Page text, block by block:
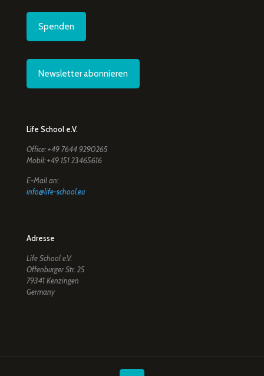
Spenden
Newsletter abonnieren
Life School e.V.
Office: +49 7644 9290265
Mobil: +49 151 23465616
E-Mail an:
info@life-school.eu
Adresse
Life School e.V.
Offenburger Str. 25
79341 Kenzingen
Germany